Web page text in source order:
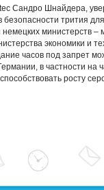
Сандро Шнайдера,
безопасности трития
министерств –
экономики и
часов под запрет
в частности на
росту